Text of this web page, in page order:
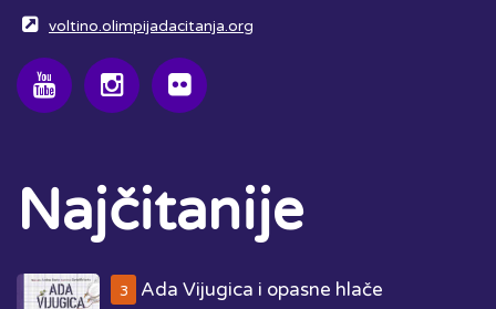
voltino.olimpijadacitanja.org
Najčitanije
3
Ada Vijugica i opasne hlače